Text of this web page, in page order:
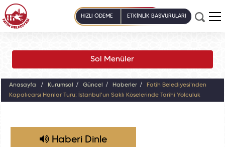
HIZLI ÖDEME ETKİNLİK BAŞVURULARI
Sol Menüler
Anasayfa Kurumsal Güncel Haberler
Fatih Belediyesi'nden
Kapalıçarşı Hanlar Turu: İstanbul'un Saklı Köşelerinde Tarihî Yolculuk
Haberi Dinle